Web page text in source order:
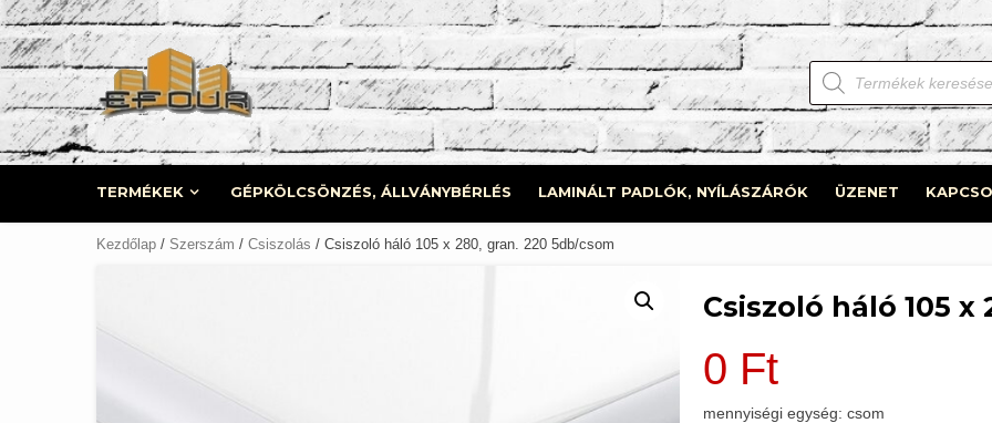
Skip
to
content
Products
search
TERMÉKEK GÉPKÖLCSÖNZÉS, ÁLLVÁNYBÉRLÉS LAMINÁLT PADLÓK, NYÍLÁSZÁRÓK ÜZENET
Kezdőlap / Szerszám / Csiszolás / Csiszoló háló 105 x 280, gran. 220 5db/csom
Csiszoló háló 105 x
0 Ft
mennyiségi egység: csom